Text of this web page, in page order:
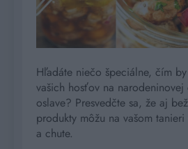
Hľadáte niečo špeciálne, čím
vašich hosťov na
oslave? Presvedčte sa, že aj
produkty môžu na vašom
a chute.